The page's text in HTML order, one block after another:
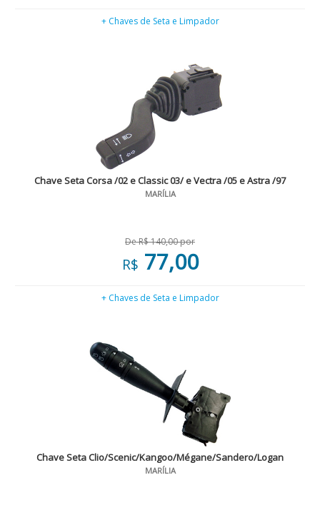
+ Chaves de Seta e Limpador
Chave Seta Corsa /02 e Classic 03/ e Vectra /05 e Astra /97
MARÍLIA
De R$ 140,00 por
R$ 77,00
+ Chaves de Seta e Limpador
Chave Seta Clio/Scenic/Kangoo/Mégane/Sandero/Logan
MARÍLIA